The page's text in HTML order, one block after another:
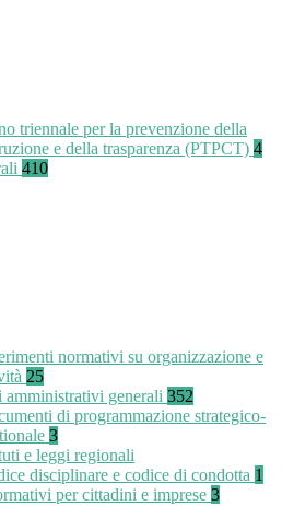
triennale per la prevenzione della
e della trasparenza (PTPCT) 4
410
normativi su organizzazione e
25
amministrativi generali 352
di programmazione strategico-
3
e leggi regionali
disciplinare e codice di condotta 1
per cittadini e imprese 3